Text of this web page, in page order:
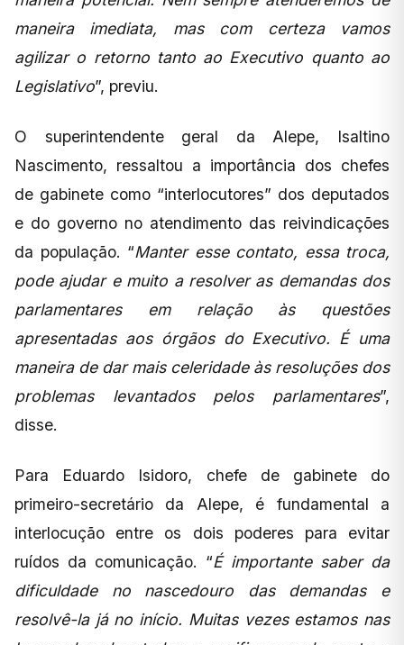
maneira imediata, mas com certeza vamos
agilizar o retorno tanto ao Executivo quanto ao
Legislativo”, previu.
O superintendente geral da Alepe, Isaltino
Nascimento, ressaltou a importância dos chefes
de gabinete como “interlocutores” dos deputados
e do governo no atendimento das reivindicações
da população. “Manter esse contato, essa troca,
pode ajudar e muito a resolver as demandas dos
parlamentares em relação às questões
apresentadas aos órgãos do Executivo. É uma
maneira de dar mais celeridade às resoluções dos
problemas levantados pelos parlamentares”,
disse.
Para Eduardo Isidoro, chefe de gabinete do
primeiro-secretário da Alepe, é fundamental a
interlocução entre os dois poderes para evitar
ruídos da comunicação. “É importante saber da
dificuldade no nascedouro das demandas e
resolvê-la já no início. Muitas vezes estamos nas